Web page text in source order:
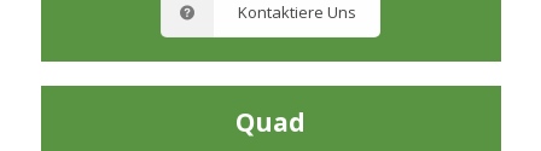
Kontaktiere Uns
Quad